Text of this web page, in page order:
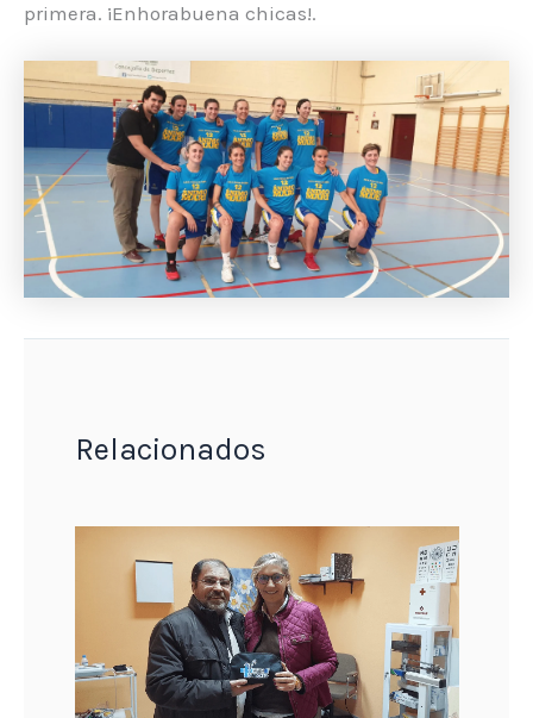
primera. ¡Enhorabuena chicas!.
Relacionados